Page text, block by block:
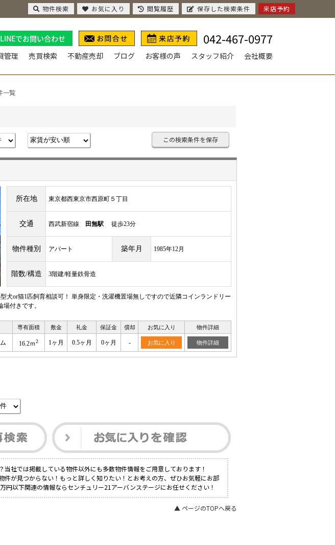
LINEでお問い合わせ 042-467-0977
管理 売買検索 不動産売却 ブログ お客様の声 スタッフ紹介 会社概要
一覧
この検索条件を保存
所在地 東京都西東京市西原町５丁目
交通 西武新宿線 田無駅 徒歩23分
物件種別 アパート 築年月 1985年12月
階数/構造 3階建/軽量鉄骨造
犬or猫1匹飼育相談可！ 単身限定・洗濯機置場無しですので近隣コインランドリー
付きです。
専有面積 敷金 礼金 保証金 償却 お気に入り 物件詳細
16.2ｍ2 1ヶ月 0.5ヶ月 0ヶ月 - お気に入り 物件詳細
社では掲載している物件以外にも多数物件情報をご用意しております！
件が見つからない！もっと詳しく知りたい！とお考えの方、ぜひお気軽にお部
円以下関連の情報ならセンチュリー21アーバンステージにお任せください！
▲ ページのTOPへ戻る
物件検索 お気に入り 閲覧履歴 保存した検索条件 来店予約